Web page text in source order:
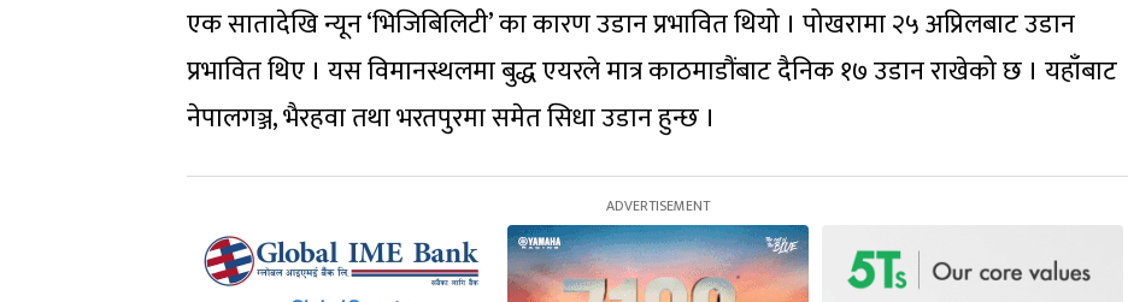
एक सातादेखि न्यून ‘भिजिबिलिटी’ का कारण उडान प्रभावित थियो । पोखरामा २५ अप्रिलबाट उडान
प्रभावित थिए । यस विमानस्थलमा बुद्ध एयरले मात्र काठमाडौंबाट दैनिक १७ उडान राखेको छ । यहाँबाट
नेपालगञ्ज, भैरहवा तथा भरतपुरमा समेत सिधा उडान हुन्छ ।